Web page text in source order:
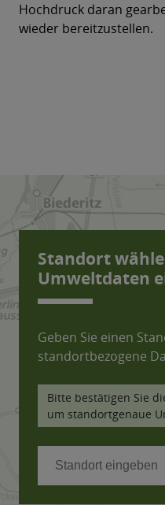
Hochdruck daran
wieder bereitzustellen.
Standort
Umweltdaten
Geben Sie einen
standortbezogene